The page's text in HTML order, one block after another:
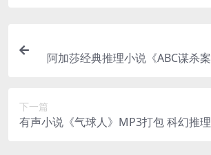
阿加莎经典推理小说《ABC谋杀
下一篇
有声小说《气球人》MP3打包 科幻推